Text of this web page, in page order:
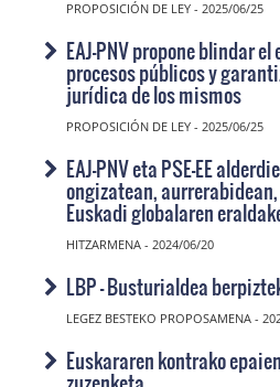
PROPOSICIÓN DE LEY - 2025/06/25
EAJ-PNV propone blindar
procesos públicos y
jurídica de los mismos
PROPOSICIÓN DE LEY - 2025/06/25
EAJ-PNV eta PSE-EE
ongizatean,
Euskadi globalaren
HITZARMENA - 2024/06/20
LBP - Busturialdea
LEGEZ BESTEKO PROPOSAMENA -
Euskararen kontrako